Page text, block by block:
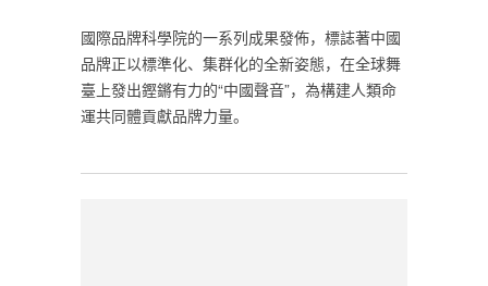
國際品牌科學院的一系列成果發佈，標誌著中國
品牌正以標準化、集群化的全新姿態，在全球舞
臺上發出鏗鏘有力的“中國聲音”，為構建人類命
運共同體貢獻品牌力量。